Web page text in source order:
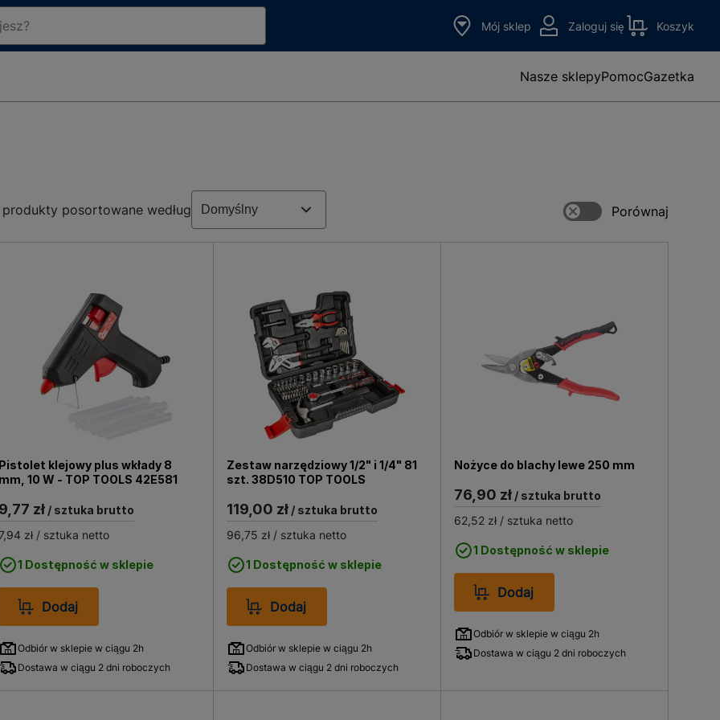
Mój sklep Zaloguj się Koszyk
Nasze sklepyPomocGazetka
produkty posortowane według
Pistolet klejowy plus wkłady 8
mm, 10 W - TOP TOOLS 42E581
9,77 zł/ sztuka brutto
zł/ sztuka netto
1 Dostępność w sklepie
Dodaj
Odbiór w sklepie w ciągu 2h
Dostawa w ciągu 2 dni roboczych
Zestaw narzędziowy 1/2" i 1/4" 81
szt. 38D510 TOP TOOLS
119,00 zł/ sztuka brutto
96,75 zł/ sztuka netto
1 Dostępność w sklepie
Dodaj
Odbiór w sklepie w ciągu 2h
Dostawa w ciągu 2 dni roboczych
Nożyce do blachy lewe 250 mm
76,90 zł / sztuka brutto
62,52 zł / sztuka netto
1 Dostępność w sklepie
Dodaj
Odbiór w sklepie w ciągu 2h
Dostawa w ciągu 2 dni roboczych